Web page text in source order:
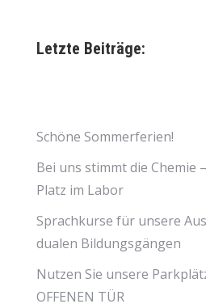
Letzte Beiträge:
Schöne Sommerferien!
Bei uns stimmt die Chemie
Platz im Labor
Sprachkurse für unsere
dualen Bildungsgängen
Nutzen Sie unsere
OFFENEN TÜR